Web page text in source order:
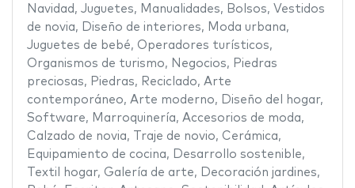
Navidad , Juguetes, Manualidades, Bolsos, Vestidos
de novia, Diseño de interiores, Moda urbana,
Juguetes de bebé, Operadores turísticos,
Organismos de turismo, Negocios, Piedras
preciosas, Piedras, Reciclado, Arte
contemporáneo, Arte moderno, Diseño del hogar,
Software, Marroquinería, Accesorios de moda,
Calzado de novia, Traje de novio, Cerámica,
Equipamiento de cocina, Desarrollo sostenible,
Textil hogar, Galería de arte, Decoración jardines,